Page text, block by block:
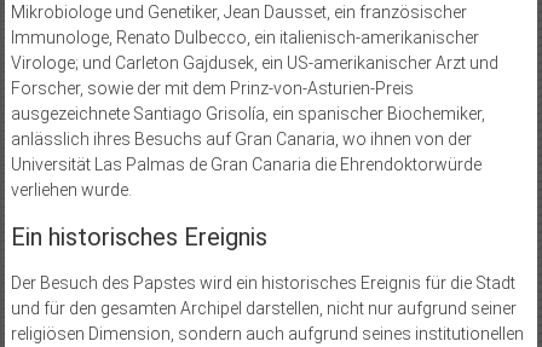
Mikrobiologe und Genetiker, Jean Dausset, ein französischer
Immunologe, Renato Dulbecco, ein italienisch-amerikanischer
Virologe; und Carleton Gajdusek, ein US-amerikanischer Arzt und
Forscher, sowie der mit dem Prinz-von-Asturien-Preis
ausgezeichnete Santiago Grisolía, ein spanischer Biochemiker,
anlässlich ihres Besuchs auf Gran Canaria, wo ihnen von der
Universität Las Palmas de Gran Canaria die Ehrendoktorwürde
verliehen wurde.
Ein historisches Ereignis
Der Besuch des Papstes wird ein historisches Ereignis für die Stadt
und für den gesamten Archipel darstellen, nicht nur aufgrund seiner
religiösen Dimension, sondern auch aufgrund seines institutionellen